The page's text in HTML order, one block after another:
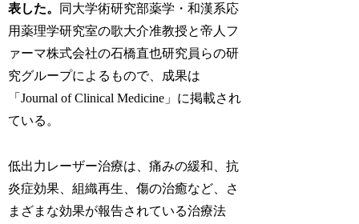
表した。
同大学術研究部薬学・和漢系応
用薬理学研究室の歌大介准教授と帝人フ
ァーマ株式会社の石橋直也研究員らの研
究グループによるもので、成果は
「Journal of Clinical Medicine」に掲載され
ている。
低出力レーザー治療は、痛みの緩和、抗
炎症効果、組織再生、傷の治癒など、さ
まざまな効果が報告されている治療法